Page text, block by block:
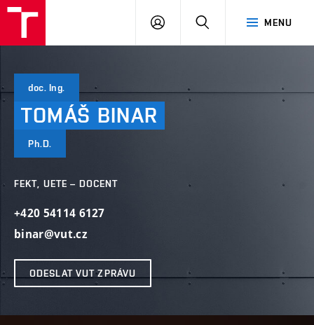
MENU
PŘIHLÁSIT
doc. Ing.
TOMÁŠ BINAR
Ph.D.
FEKT, UETE – DOCENT
+420 54114 6127
binar@vut.cz
ODESLAT VUT ZPRÁVU